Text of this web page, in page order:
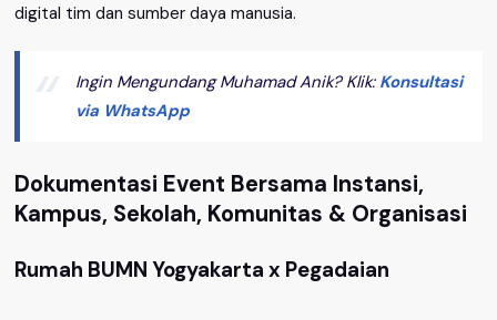
digital tim dan sumber daya manusia.
Ingin Mengundang Muhamad Anik? Klik: Konsultasi
via WhatsApp
Dokumentasi Event Bersama Instansi,
Kampus, Sekolah, Komunitas & Organisasi
Rumah BUMN Yogyakarta x Pegadaian